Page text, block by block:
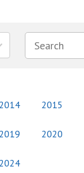
2014 2015
2019 2020
2024